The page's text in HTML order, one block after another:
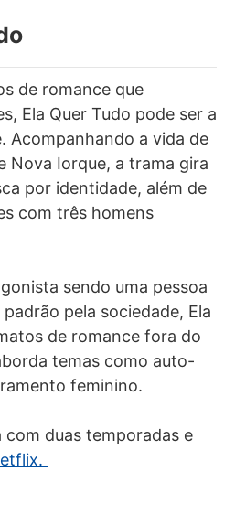
de romance que
Ela Quer Tudo pode ser a
Acompanhando a vida de
Nova Iorque, a trama gira
por identidade, além de
com três homens
sendo uma pessoa
pela sociedade, Ela
de romance fora do
temas como auto-
feminino.
com duas temporadas e